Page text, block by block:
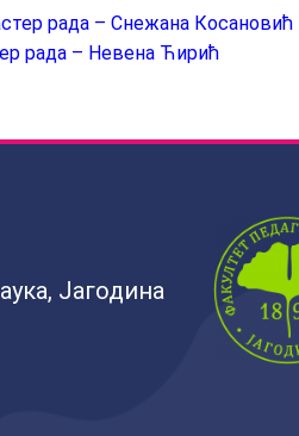
рада – Снежана Косановић
рада – Невена Ћирић
Јагодина